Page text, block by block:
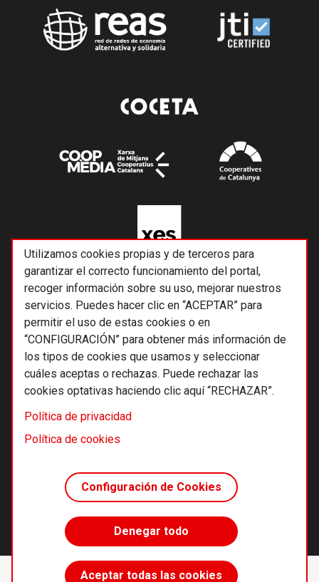
Utilizamos cookies propias y de terceros para
garantizar el correcto funcionamiento del portal,
recoger información sobre su uso, mejorar nuestros
servicios. Puedes hacer clic en “ACEPTAR” para
permitir el uso de estas cookies o en
“CONFIGURACIÓN” para obtener más información de
los tipos de cookies que usamos y seleccionar
cuáles aceptas o rechazas. Puede rechazar las
cookies optativas haciendo clic aquí “RECHAZAR”.
Política de privacidad
Política de cookies
Configuración de Cookies
Denegar todo
Aceptar todas las cookies
Accede sin límites
© 2026 Alternativas económicas SCCL
Footer
Términos y condiciones de uso
Política de cookies
Principios editoriales